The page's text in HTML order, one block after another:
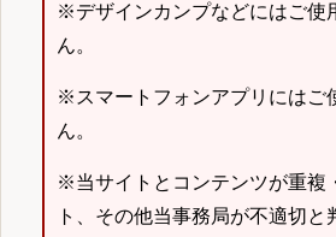
※デザインカンプなどにはご使
ん。
※スマートフォンアプリにはご
ん。
※当サイトとコンテンツが重複
ト、その他当事務局が不適切と